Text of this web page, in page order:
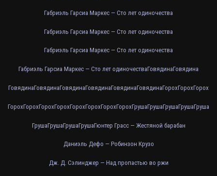
Габриэль Гарсиа Маркес — Сто лет одиночества
Габриэль Гарсиа Маркес — Сто лет одиночества
Габриэль Гарсиа Маркес — Сто лет одиночества
Габриэль Гарсиа Маркес — Сто лет одиночестваГовядинаГовядина
ГовядинаГовядинаГовядинаГовядинаГовядинаГовядинаГорохГорохГорох
ГорохГорохГорохГорохГорохГорохГорохГорохГрушаГрушаГрушаГрушаГруша
ГрушаГрушаГрушаГрушаГюнтер Грасс — Жестяной барабан
Даниэль Дефо — Робинзон Крузо
Дж. Д. Сэлинджер — Над пропастью во ржи